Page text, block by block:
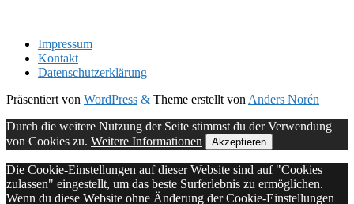
Impressum
Kontakt
Datenschutzerklärung
Präsentiert von WordPress & Theme erstellt von Anders Norén
Durch die weitere Nutzung der Seite stimmst du der Verwendung
von Cookies zu. Weitere Informationen Akzeptieren
Die Cookie-Einstellungen auf dieser Website sind auf "Cookies
zulassen" eingestellt, um das beste Surferlebnis zu ermöglichen.
Wenn du diese Website ohne Änderung der Cookie-Einstellungen